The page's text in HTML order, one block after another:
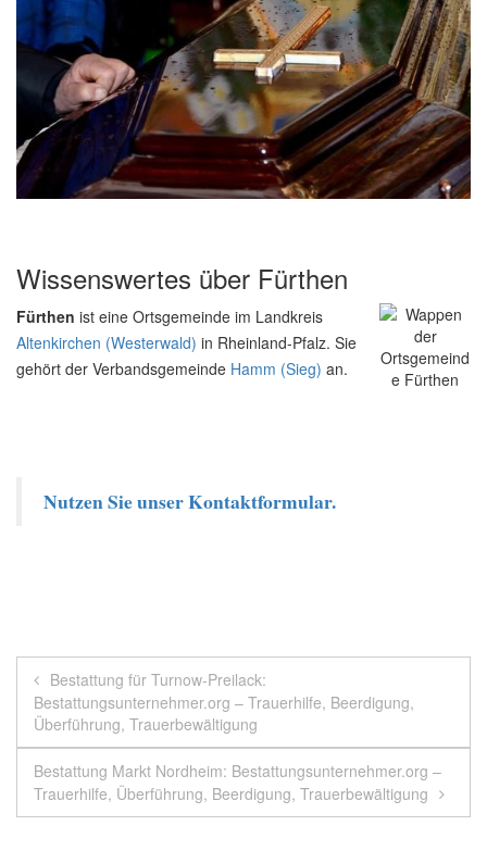
Wissenswertes über Fürthen
Fürthen ist eine Ortsgemeinde im Landkreis
Altenkirchen (Westerwald) in Rheinland-Pfalz. Sie
gehört der Verbandsgemeinde Hamm (Sieg) an.
Nutzen Sie unser Kontaktformular.
Beitragsnavigation
Bestattung für Turnow-Preilack:
Bestattungsunternehmer.org – Trauerhilfe, Beerdigung,
Überführung, Trauerbewältigung
Bestattung Markt Nordheim: Bestattungsunternehmer.org –
Trauerhilfe, Überführung, Beerdigung, Trauerbewältigung